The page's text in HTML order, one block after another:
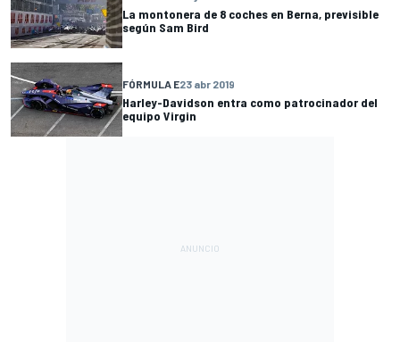
La montonera de 8 coches en Berna, previsible
según Sam Bird
FÓRMULA E23 abr 2019
Harley-Davidson entra como patrocinador del
equipo Virgin